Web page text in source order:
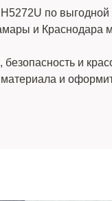
по
и Краснодара
и
и